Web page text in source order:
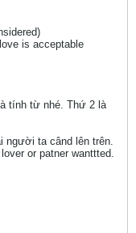
is acceptable
tính từ nhé. Thứ 2 là
người ta când lên trên.
or patner wanttted.